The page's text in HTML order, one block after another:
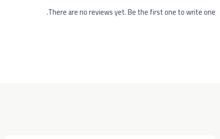
There are no reviews yet. Be the first one to write one.